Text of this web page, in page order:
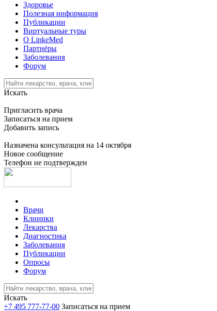
Здоровье
Полезная информация
Публикации
Виртуальные туры
О LinkeMed
Партнёры
Заболевания
Форум
Искать
Пригласить врача
Записаться на прием
Добавить запись
Назначена консультация на 14 октября
Новое сообщение
Телефон не подтвержден
Врачи
Клиники
Лекарства
Диагностика
Заболевания
Публикации
Опросы
Форум
Искать
+7 495 777-77-00 Записаться на прием